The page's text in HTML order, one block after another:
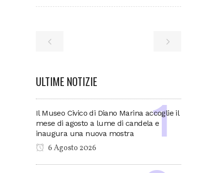
ULTIME NOTIZIE
Il Museo Civico di Diano Marina accoglie il
mese di agosto a lume di candela e
inaugura una nuova mostra
6 Agosto 2026